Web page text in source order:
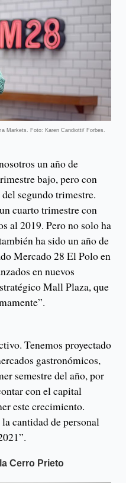
Markets. Foto: Karen Candiotti/ Forbes.
un año de
bajo, pero con
segundo trimestre.
cuarto trimestre con
al 2019. Pero no solo ha
ha sido un año de
Mercado 28 El Polo en
en nuevos
Mall Plaza, que
Tenemos proyectado
gastronómicos,
semestre del año, por
con el capital
este crecimiento.
cantidad de personal
Cerro Prieto